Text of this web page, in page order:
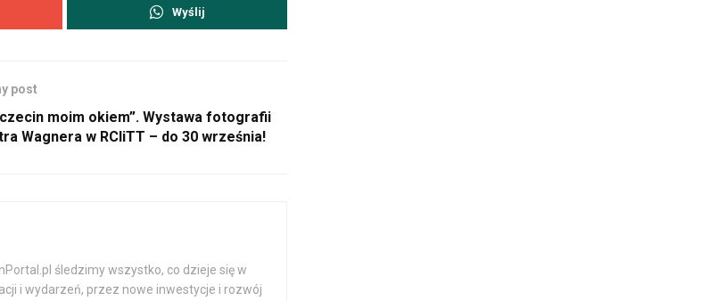
Wyślij
post
moim okiem”. Wystawa fotografii
Wagnera w RCIiTT – do 30 września!
śledzimy wszystko, co dzieje się w
i wydarzeń, przez nowe inwestycje i rozwój